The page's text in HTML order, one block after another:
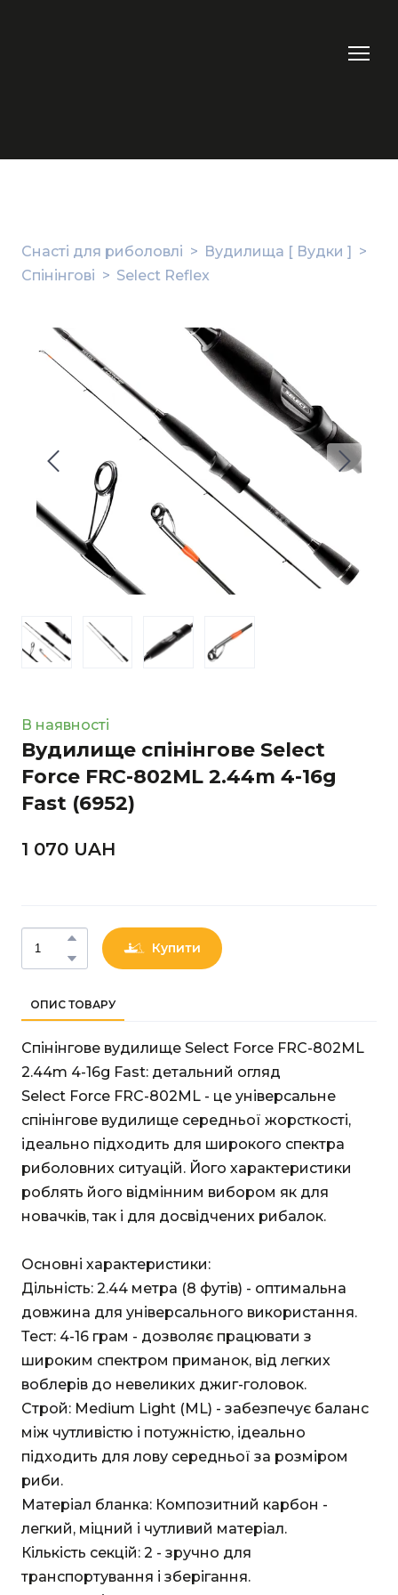
Снасті для риболовлі
Вудилища [ Вудки ]
Спінінгові
Select Reflex
В наявності
Вудилище спінінгове Select
Force FRC-802ML 2.44m 4-16g
Fast (6952)
1 070 UAН
Купити
ОПИС ТОВАРУ
Спінінгове вудилище Select Force FRC-802ML
2.44m 4-16g Fast: детальний огляд
Select Force FRC-802ML - це універсальне
спінінгове вудилище середньої жорсткості,
ідеально підходить для широкого спектра
риболовних ситуацій. Його характеристики
роблять його відмінним вибором як для
новачків, так і для досвідчених рибалок.
Основні характеристики:
Дільність: 2.44 метра (8 футів) - оптимальна
довжина для універсального використання.
Тест: 4-16 грам - дозволяє працювати з
широким спектром приманок, від легких
воблерів до невеликих джиг-головок.
Строй: Medium Light (ML) - забезпечує баланс
між чутливістю і потужністю, ідеально
підходить для лову середньої за розміром
риби.
Матеріал бланка: Композитний карбон -
легкий, міцний і чутливий матеріал.
Кількість секцій: 2 - зручно для
транспортування і зберігання.